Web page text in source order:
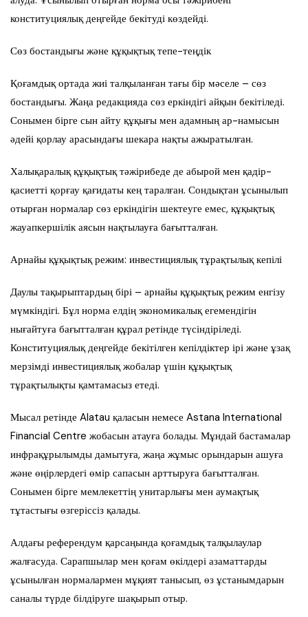
конституциялық деңгейде бекітуді көздейді.
Сөз бостандығы және құқықтық тепе-теңдік
Қоғамдық ортада жиі талқыланған тағы бір мәселе – сөз
бостандығы. Жаңа редакцияда сөз еркіндігі айқын бекітіледі.
Сонымен бірге сын айту құқығы мен адамның ар-намысын
әдейі қорлау арасындағы шекара нақты ажыратылған.
Халықаралық құқықтық тәжірибеде де абырой мен қадір-
қасиетті қорғау қағидаты кең таралған. Сондықтан ұсынылып
отырған нормалар сөз еркіндігін шектеуге емес, құқықтық
жауапкершілік аясын нақтылауға бағытталған.
Арнайы құқықтық режим: инвестициялық тұрақтылық кепілі
Даулы тақырыптардың бірі – арнайы құқықтық режим енгізу
мүмкіндігі. Бұл норма елдің экономикалық егемендігін
нығайтуға бағытталған құрал ретінде түсіндіріледі.
Конституциялық деңгейде бекітілген кепілдіктер ірі және ұзақ
мерзімді инвестициялық жобалар үшін құқықтық
тұрақтылықты қамтамасыз етеді.
Мысал ретінде Alatau қаласын немесе Astana International
Financial Centre жобасын атауға болады. Мұндай бастамалар
инфрақұрылымды дамытуға, жаңа жұмыс орындарын ашуға
және өңірлердегі өмір сапасын арттыруға бағытталған.
Сонымен бірге мемлекеттің унитарлығы мен аумақтық
тұтастығы өзгеріссіз қалады.
Алдағы референдум қарсаңында қоғамдық талқылаулар
жалғасуда. Сарапшылар мен қоғам өкілдері азаматтарды
ұсынылған нормалармен мұқият танысып, өз ұстанымдарын
саналы түрде білдіруге шақырып отыр.